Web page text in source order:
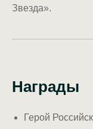
Звезда».
Награды
Герой